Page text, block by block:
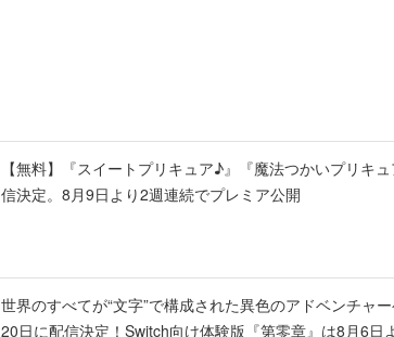
【無料】『スイートプリキュア♪』『魔法つかいプリキ
信決定。8月9日より2週連続でプレミア公開
世界のすべてが“文字”で構成された異色のアドベンチャ
20日に配信決定！Switch向け体験版『第零章』は8月6日